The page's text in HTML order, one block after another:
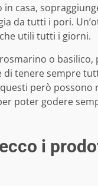
casa,
da tutti i pori.
utili tutti i giorni.
o
tenere sempre
però possono
poter godere
i